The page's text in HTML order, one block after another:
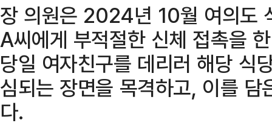
장 의원은 2024년 10월 여의도
A씨에게 부적절한 신체 접촉을
당일 여자친구를 데리러 해당 식
심되는 장면을 목격하고, 이를
다.